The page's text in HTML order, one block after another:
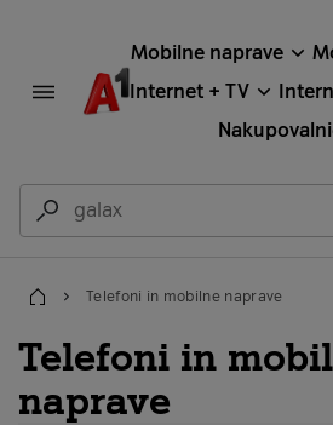
Mobilne naprave
Internet + TV
Domov
Telefoni in mobilne naprave
Telefoni in
naprave